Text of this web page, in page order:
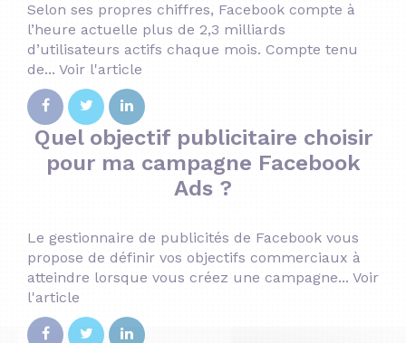
Selon ses propres chiffres, Facebook compte à
l’heure actuelle plus de 2,3 milliards
d’utilisateurs actifs chaque mois. Compte tenu
de... Voir l'article
Quel objectif publicitaire choisir
pour ma campagne Facebook
Ads ?
Le gestionnaire de publicités de Facebook vous
propose de définir vos objectifs commerciaux à
atteindre lorsque vous créez une campagne... Voir
l'article